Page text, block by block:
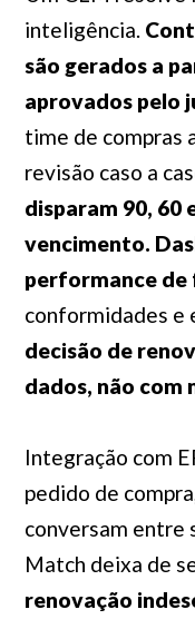
inteligência.
são gerados a
aprovados pelo
time de compras
revisão caso a
disparam 90, 60
vencimento.
performance de
conformidades e
decisão de
dados, não com
Integração com
pedido de
conversam entre
Match deixa de
renovação